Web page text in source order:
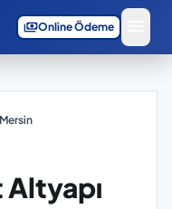
paymentsOnline Ödeme
Mersin